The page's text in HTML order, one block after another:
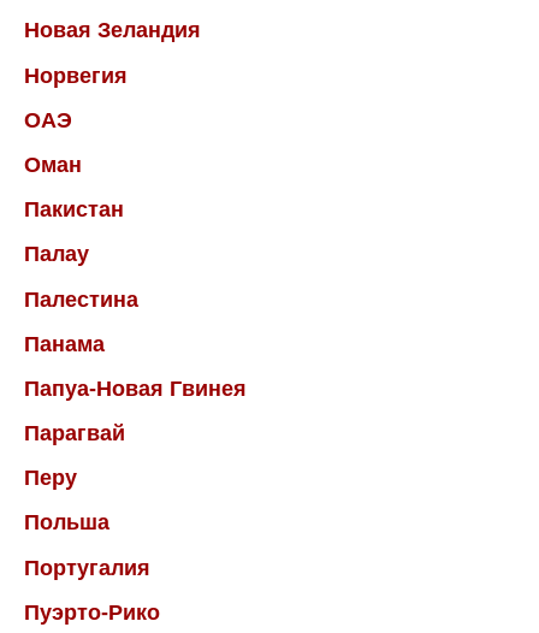
Новая Зеландия
Норвегия
ОАЭ
Оман
Пакистан
Палау
Палестина
Панама
Папуа-Новая Гвинея
Парагвай
Перу
Польша
Португалия
Пуэрто-Рико